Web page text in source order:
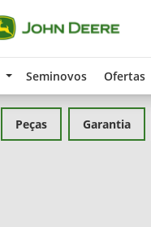
Seminovos Ofertas
Peças Garantia